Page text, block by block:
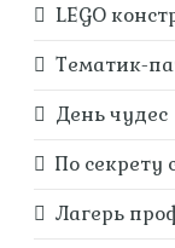
LEGO
Тематик-
День чудес
По секрету
Лагерь